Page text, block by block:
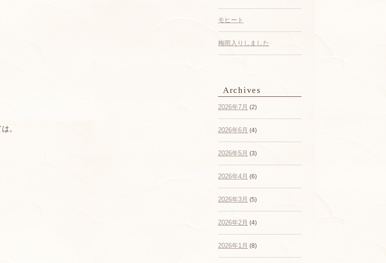
。
モヒート
梅雨入りしました
Archives
2026年7月 (2)
2026年6月 (4)
2026年5月 (3)
2026年4月 (6)
2026年3月 (5)
2026年2月 (4)
2026年1月 (8)